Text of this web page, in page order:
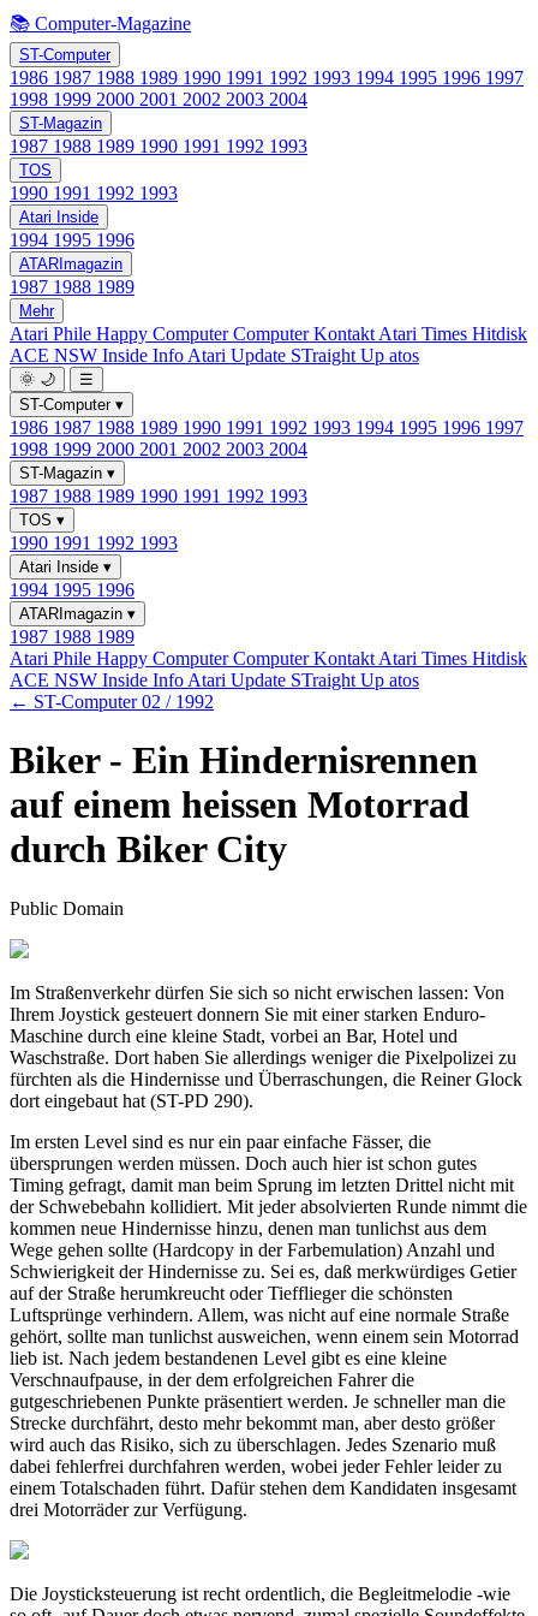
📚 Computer-Magazine
ST-Computer
1986 1987 1988 1989 1990 1991 1992 1993 1994 1995 1996 1997
1998 1999 2000 2001 2002 2003 2004
ST-Magazin
1987 1988 1989 1990 1991 1992 1993
TOS
1990 1991 1992 1993
Atari Inside
1994 1995 1996
ATARImagazin
1987 1988 1989
Mehr
Atari Phile Happy ComputerComputer Kontakt Atari Times Hitdisk
ACE NSW Inside Info Atari Update STraight Up atos
🌞 🌙
☰
ST-Computer ▾
1986 1987 1988 1989 1990 1991 1992 1993 1994 1995 1996 1997
1998 1999 2000 2001 2002 2003 2004
ST-Magazin ▾
1987 1988 1989 1990 1991 1992 1993
TOS ▾
1990 1991 1992 1993
Atari Inside ▾
1994 1995 1996
ATARImagazin ▾
1987 1988 1989
Atari Phile Happy ComputerComputer Kontakt Atari Times Hitdisk
ACE NSW Inside Info Atari Update STraight Up atos
← ST-Computer 02 / 1992
Biker - Ein Hindernisrennen
auf einem heissen Motorrad
durch Biker City
Public Domain
Im Straßenverkehr dürfen Sie sich so nicht erwischen lassen: Von
Ihrem Joystick gesteuert donnern Sie mit einer starken Enduro-
Maschine durch eine kleine Stadt, vorbei an Bar, Hotel und
Waschstraße. Dort haben Sie allerdings weniger die Pixelpolizei zu
fürchten als die Hindernisse und Überraschungen, die Reiner Glock
dort eingebaut hat (ST-PD 290).
Im ersten Level sind es nur ein paar einfache Fässer, die
übersprungen werden müssen. Doch auch hier ist schon gutes
Timing gefragt, damit man beim Sprung im letzten Drittel nicht mit
der Schwebebahn kollidiert. Mit jeder absolvierten Runde nimmt die
kommen neue Hindernisse hinzu, denen man tunlichst aus dem
Wege gehen sollte (Hardcopy in der Farbemulation) Anzahl und
Schwierigkeit der Hindernisse zu. Sei es, daß merkwürdiges Getier
auf der Straße herumkreucht oder Tiefflieger die schönsten
Luftsprünge verhindern. Allem, was nicht auf eine normale Straße
gehört, sollte man tunlichst ausweichen, wenn einem sein Motorrad
lieb ist. Nach jedem bestandenen Level gibt es eine kleine
Verschnaufpause, in der dem erfolgreichen Fahrer die
gutgeschriebenen Punkte präsentiert werden. Je schneller man die
Strecke durchfährt, desto mehr bekommt man, aber desto größer
wird auch das Risiko, sich zu überschlagen. Jedes Szenario muß
dabei fehlerfrei durchfahren werden, wobei jeder Fehler leider zu
einem Totalschaden führt. Dafür stehen dem Kandidaten insgesamt
drei Motorräder zur Verfügung.
Die Joysticksteuerung ist recht ordentlich, die Begleitmelodie -wie